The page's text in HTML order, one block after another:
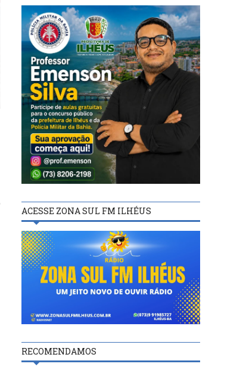
15/10/19
Sesau de Ilhéus discute
município
ILHÉUS
18/11/19
MobCidades entrega
sugestões de emendas
ACESSE ZONA SUL FM ILHÉUS
RECOMENDAMOS